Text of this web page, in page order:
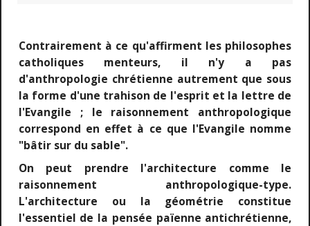
Contrairement à ce qu'affirment les philosophes
catholiques menteurs, il n'y a pas
d'anthropologie chrétienne autrement que sous
la forme d'une trahison de l'esprit et la lettre de
l'Evangile ; le raisonnement anthropologique
correspond en effet à ce que l'Evangile nomme
"bâtir sur du sable".
On peut prendre l'architecture comme le
raisonnement anthropologique-type.
L'architecture ou la géométrie constitue
l'essentiel de la pensée païenne antichrétienne,